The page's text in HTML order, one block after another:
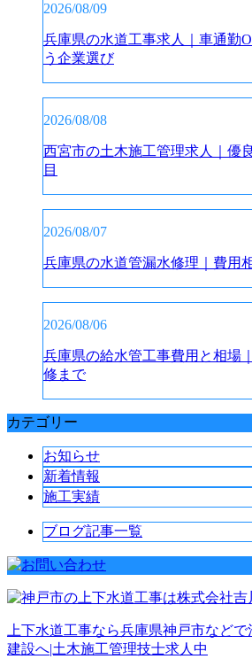
2026/08/09
兵庫県の水道工事求人｜車通勤
う企業選び
2026/08/08
西宮市の土木施工管理求人｜優
目
2026/08/07
兵庫県の水道管漏水修理｜費用
2026/08/06
兵庫県の給水管工事費用と相場
修まで
カテゴリー
お知らせ
新着情報
施工実績
ブログ記事一覧
上下水道工事なら兵庫県神戸市などで
建設へ|土木施工管理技士求人中